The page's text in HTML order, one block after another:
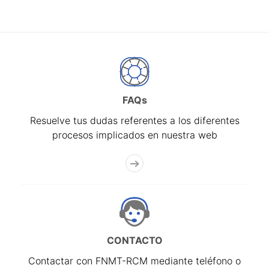
FAQs
Resuelve tus dudas referentes a los diferentes
procesos implicados en nuestra web
CONTACTO
Contactar con FNMT-RCM mediante teléfono o